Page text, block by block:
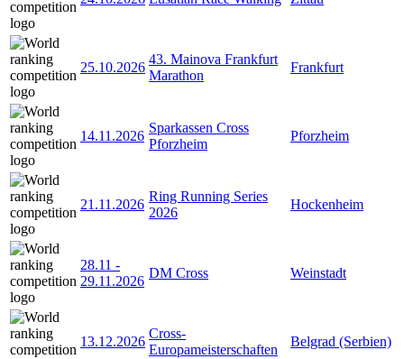
25.10.2026
43. Mainova Frankfurt
Marathon
Frankfurt
14.11.2026
Sparkassen Cross
Pforzheim
Pforzheim
21.11.2026
Ring Running Series
2026
Hockenheim
28.11 -
29.11.2026
DM Cross Weinstadt
13.12.2026
Cross-
Europameisterschaften
Belgrad (Serbien)